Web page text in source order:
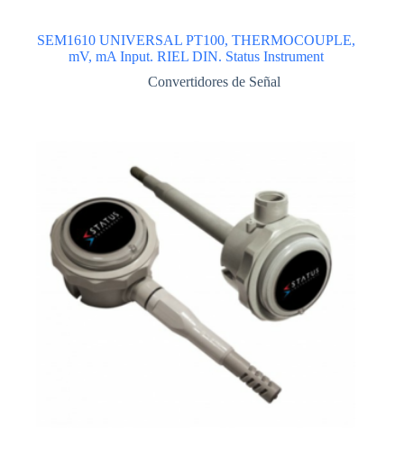
SEM1610 UNIVERSAL PT100, THERMOCOUPLE,
mV, mA Input. RIEL DIN. Status Instrument
Convertidores de Señal